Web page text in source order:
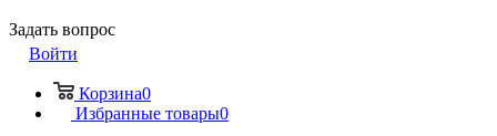
Задать вопрос
Войти
Корзина0
Избранные товары0